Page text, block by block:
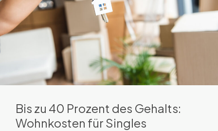
Bis zu 40 Prozent des Gehalts:
Wohnkosten für Singles